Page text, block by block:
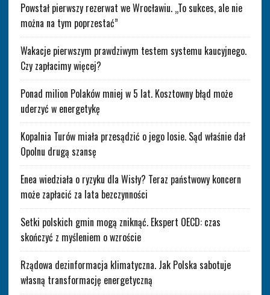
Powstał pierwszy rezerwat we Wrocławiu. „To sukces, ale nie
można na tym poprzestać”
Wakacje pierwszym prawdziwym testem systemu kaucyjnego.
Czy zapłacimy więcej?
Ponad milion Polaków mniej w 5 lat. Kosztowny błąd może
uderzyć w energetykę
Kopalnia Turów miała przesądzić o jego losie. Sąd właśnie dał
Opolnu drugą szansę
Enea wiedziała o ryzyku dla Wisły? Teraz państwowy koncern
może zapłacić za lata bezczynności
Setki polskich gmin mogą zniknąć. Ekspert OECD: czas
skończyć z myśleniem o wzroście
Rządowa dezinformacja klimatyczna. Jak Polska sabotuje
własną transformację energetyczną